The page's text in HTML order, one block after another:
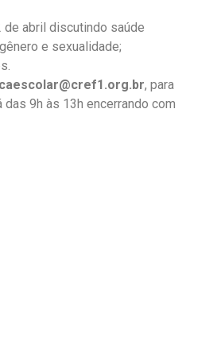
de abril discutindo saúde
e sexualidade;
, para
9h às 13h encerrando com